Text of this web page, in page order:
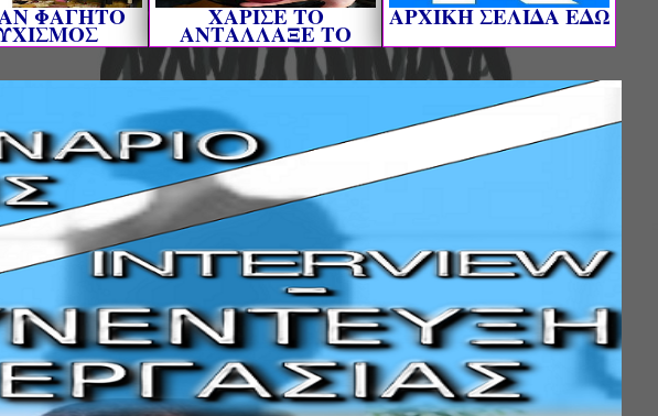
ΦΑΓΗΤΟ ΧΑΡΙΣΕ ΤΟ
ΑΝΤΑΛΛΑΞΕ ΤΟ
AΡΧΙΚΗ ΣΕΛΙΔΑ ΕΔΩ